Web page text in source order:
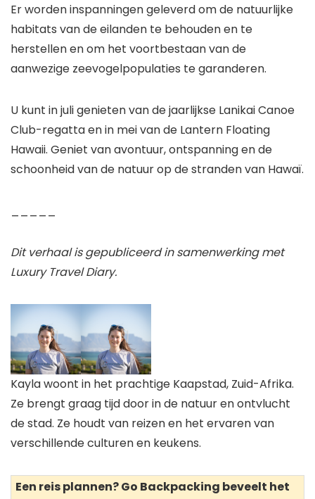
Er worden inspanningen geleverd om de natuurlijke
habitats van de eilanden te behouden en te
herstellen en om het voortbestaan ​​van de
aanwezige zeevogelpopulaties te garanderen.
U kunt in juli genieten van de jaarlijkse Lanikai Canoe
Club-regatta en in mei van de Lantern Floating
Hawaii. Geniet van avontuur, ontspanning en de
schoonheid van de natuur op de stranden van Hawaï.
Dit verhaal is gepubliceerd in samenwerking met
Luxury Travel Diary.
Kayla woont in het prachtige Kaapstad, Zuid-Afrika.
Ze brengt graag tijd door in de natuur en ontvlucht
de stad. Ze houdt van reizen en het ervaren van
verschillende culturen en keukens.
Een reis plannen? Go Backpacking beveelt het